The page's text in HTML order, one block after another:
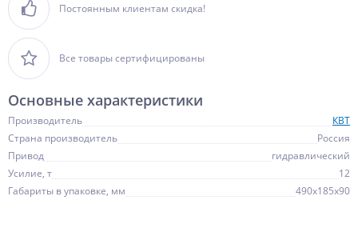
Постоянным клиентам скидка!
Все товары сертифицированы
Основные характеристики
Производитель
КВТ
Страна производитель
Россия
Привод
гидравлический
Усилие, т
12
Габариты в упаковке, мм
490х185х90